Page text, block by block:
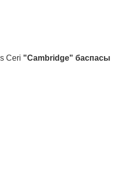
Ceri "Cambridge" баспасы